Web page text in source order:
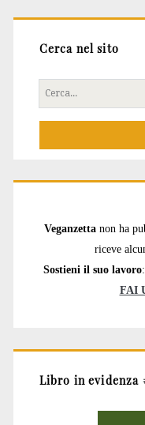
Cerca nel sito
Cerca
per:
Veganzetta non ha
riceve
Sostieni il suo lavoro
FAI
Libro in evidenza